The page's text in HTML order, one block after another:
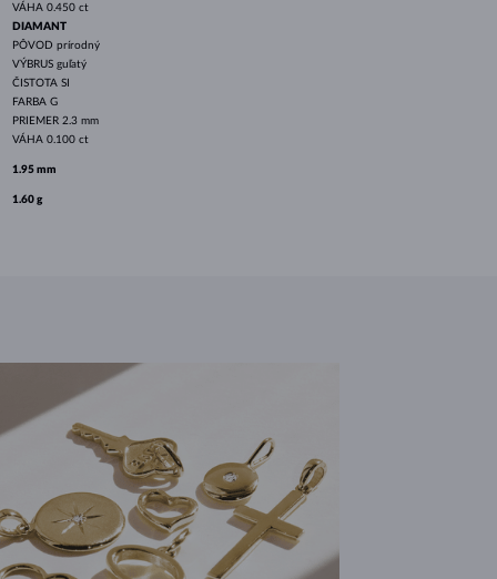
VÁHA 0.450 ct
DIAMANT
PÔVOD prírodný
VÝBRUS guľatý
ČISTOTA SI
FARBA G
PRIEMER 2.3 mm
VÁHA 0.100 ct
1.95 mm
1.60 g